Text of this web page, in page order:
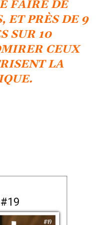
FAIRE DE
ET PRÈS DE 9
SUR 10
CEUX
LA